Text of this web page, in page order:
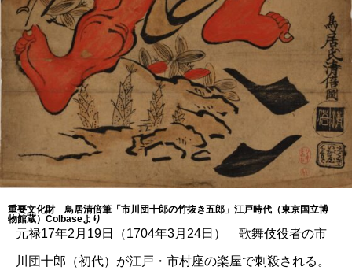
重要文化財 鳥居清倍筆「市川団十郎の竹抜き五郎」江戸時代（東京国立博
物館蔵）Colbaseより
元禄17年2月19日（1704年3月24日） 歌舞伎役者の市
川団十郎（初代）が江戸・市村座の楽屋で刺殺される。